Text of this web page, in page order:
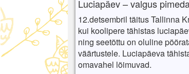
Luciapäev – valgus
12.detsembril täitus Tallinna
kui koolipere tähistas
ning seetõttu on oluline
väärtustele. Luciapäeva
omavahel lõimuvad.